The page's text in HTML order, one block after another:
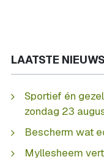
LAATSTE NIEUWS
Sportief én
zondag 23
Bescherm wat
Myllesheem